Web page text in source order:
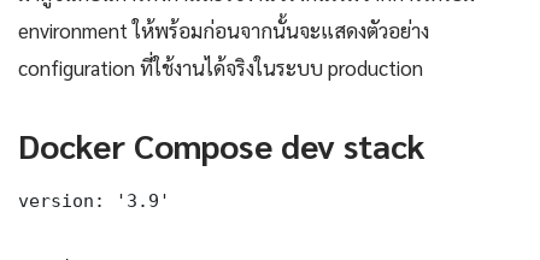
environment ให้พร้อมก่อนจากนั้นจะแสดงตัวอย่าง
configuration ที่ใช้งานได้จริงในระบบ production
Docker Compose dev stack
version: '3.9'